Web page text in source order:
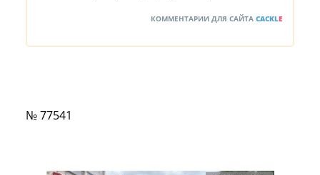
КОММЕНТАРИИ ДЛЯ САЙТА CACKLE
№ 77541